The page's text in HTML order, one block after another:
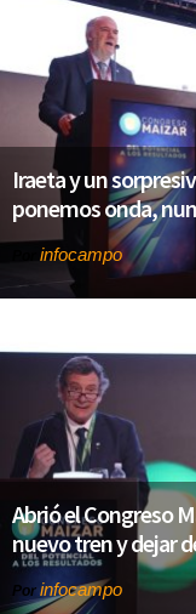
Iraeta y un
ponemos onda,
infocampo
Abrió el Congreso
nuevo tren y dejar
Por infocampo